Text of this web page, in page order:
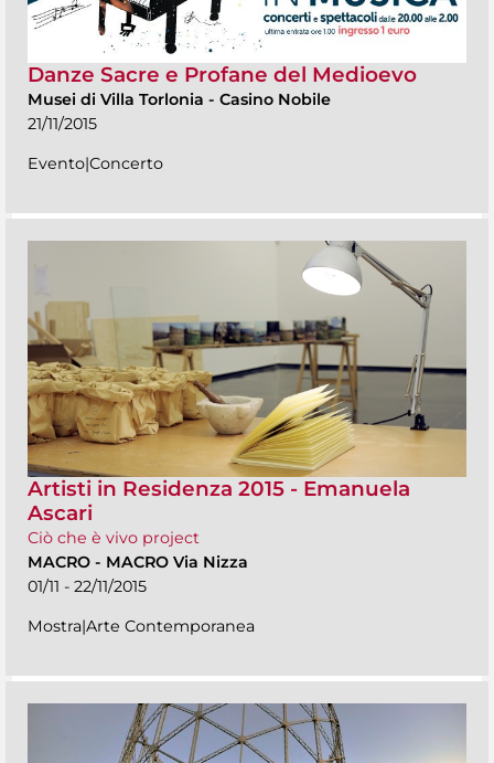
Danze Sacre e Profane del Medioevo
Musei di Villa Torlonia - Casino Nobile
21/11/2015
Evento|Concerto
Artisti in Residenza 2015 - Emanuela
Ascari
Ciò che è vivo project
MACRO - MACRO Via Nizza
01/11 - 22/11/2015
Mostra|Arte Contemporanea